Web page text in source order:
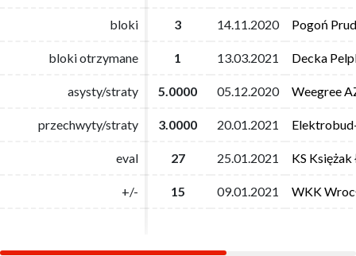
bloki 3 14.11.2020 Pogoń
bloki otrzymane 1 13.03.2021 Decka
asysty/straty 5.0000 05.12.2020 Weegree
przechwyty/straty 3.0000 20.01.2021
eval 27 25.01.2021 KS
+/- 15 09.01.2021 WKK
bloki 3 14.11.2020 Pogoń
bloki otrzymane 1 13.03.2021 Decka
asysty/straty 5.0000 05.12.2020 Weegree
przechwyty/straty 3.0000 20.01.2021
eval 27 25.01.2021 KS
+/- 15 09.01.2021 WKK